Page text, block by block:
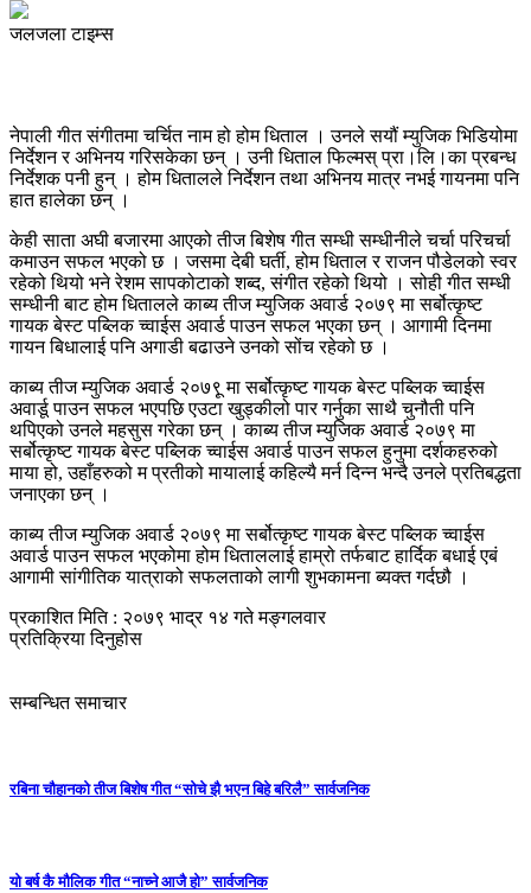
जलजला टाइम्स
नेपाली गीत संगीतमा चर्चित नाम हो होम धिताल । उनले सयौं म्युजिक भिडियोमा
निर्देशन र अभिनय गरिसकेका छन् । उनी धिताल फिल्मस् प्रा।लि।का प्रबन्ध
निर्देशक पनी हुन् । होम धितालले निर्देशन तथा अभिनय मात्र नभई गायनमा पनि
हात हालेका छन् ।
केही साता अघी बजारमा आएको तीज बिशेष गीत सम्धी सम्धीनीले चर्चा परिचर्चा
कमाउन सफल भएको छ । जसमा देबी घर्ती, होम धिताल र राजन पौडेलको स्वर
रहेको थियो भने रेशम सापकोटाको शब्द, संगीत रहेको थियो । सोही गीत सम्धी
सम्धीनी बाट होम धितालले काब्य तीज म्युजिक अवार्ड २०७९ मा सर्बोत्कृष्ट
गायक बेस्ट पब्लिक च्वाईस अवार्ड पाउन सफल भएका छन् । आगामी दिनमा
गायन बिधालाई पनि अगाडी बढाउने उनको सोंच रहेको छ ।
काब्य तीज म्युजिक अवार्ड २०७९ू मा सर्बोत्कृष्ट गायक बेस्ट पब्लिक च्वाईस
अवार्डू पाउन सफल भएपछि एउटा खुड्कीलो पार गर्नुका साथै चुनौती पनि
थपिएको उनले महसुस गरेका छन् । काब्य तीज म्युजिक अवार्ड २०७९ मा
सर्बोत्कृष्ट गायक बेस्ट पब्लिक च्वाईस अवार्ड पाउन सफल हुनुमा दर्शकहरुको
माया हो, उहाँहरुको म प्रतीको मायालाई कहिल्यै मर्न दिन्न भन्दै उनले प्रतिबद्धता
जनाएका छन् ।
काब्य तीज म्युजिक अवार्ड २०७९ मा सर्बोत्कृष्ट गायक बेस्ट पब्लिक च्वाईस
अवार्ड पाउन सफल भएकोमा होम धिताललाई हाम्रो तर्फबाट हार्दिक बधाई एबं
आगामी सांगीतिक यात्राको सफलताको लागी शुभकामना ब्यक्त गर्दछौ ।
प्रकाशित मिति : २०७९ भाद्र १४ गते मङ्गलवार
प्रतिक्रिया दिनुहोस
सम्बन्धित समाचार
रबिना चौहानको तीज बिशेष गीत “सोचे झै भएन बिहे बरिलै” सार्वजनिक
यो बर्ष कै मौलिक गीत “नाच्ने आजै हो” सार्वजनिक